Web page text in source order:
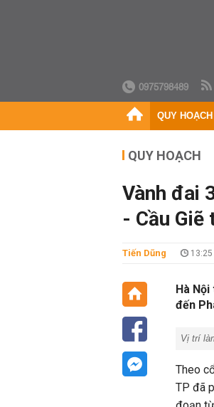
0975798489
QUY HOẠCH
QUY HOẠCH
Vành đai
- Cầu
Tiến Dũng
Hà
đến
Vị trí
Theo
TP đã